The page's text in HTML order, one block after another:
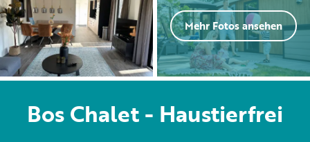
Camping
Vermietung
Privat vermietung
Mehr Fotos ansehen
Bos Chalet - Haustierfrei